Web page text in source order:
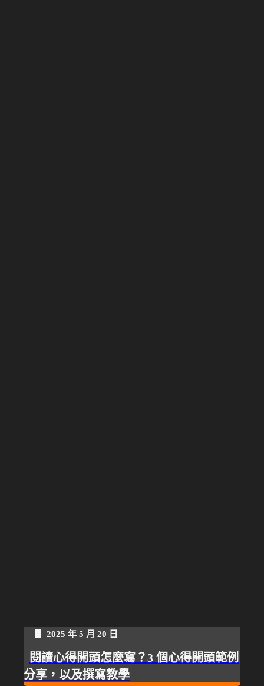
▋ 2025 年 5 月 20 日
閱讀心得開頭怎麼寫？3 個心得開頭範例
分享，以及撰寫教學